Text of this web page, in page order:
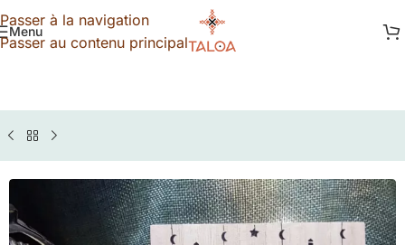
Passer à la navigation
Passer au contenu principal
Menu